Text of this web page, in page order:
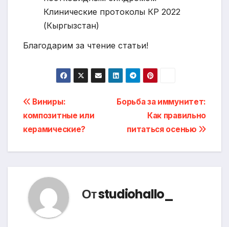
Клинические протоколы КР 2022
(Кыргызстан)
Благодарим за чтение статьи!
Навигация
по
записям
Борьба за иммунитет:
Как правильно
питаться осенью
Виниры:
композитные или
керамические?
Отstudiohallo_